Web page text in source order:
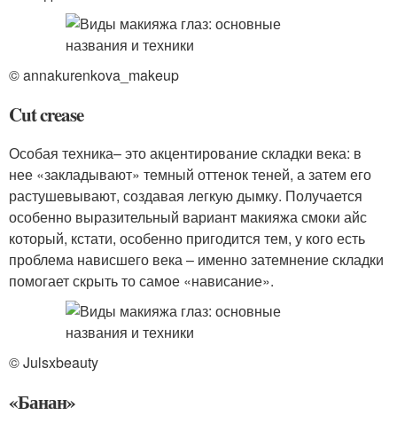
© annakurenkova_makeup
Cut crease
Особая техника– это акцентирование складки века: в
нее «закладывают» темный оттенок теней, а затем его
растушевывают, создавая легкую дымку. Получается
особенно выразительный вариант макияжа смоки айс
который, кстати, особенно пригодится тем, у кого есть
проблема нависшего века – именно затемнение складки
помогает скрыть то самое «нависание».
© Julsxbeauty
«Банан»